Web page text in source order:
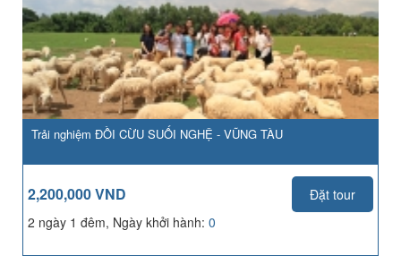
Trải nghiệm ĐỒI CỪU SUỐI NGHỆ - VŨNG TÀU
2,200,000 VND
Đặt tour
2 ngày 1 đêm, Ngày khởi hành: 0